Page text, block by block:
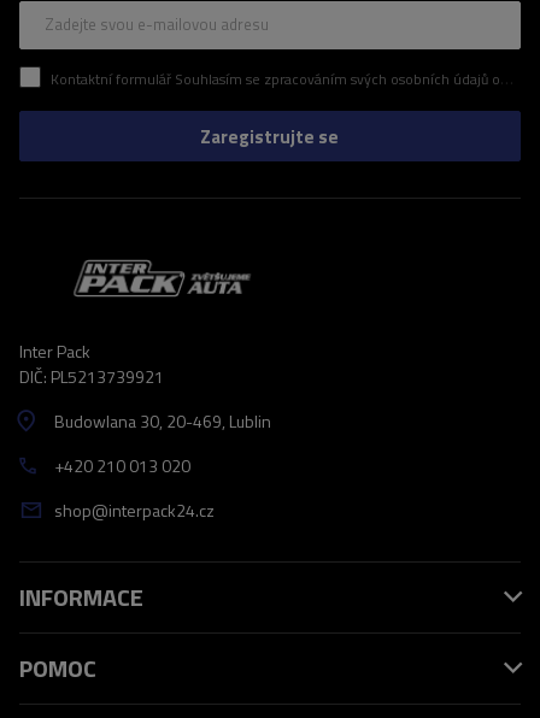
Zadejte svou e-mailovou adresu
Kontaktní formulář Souhlasím se zpracováním svých osobních údajů obsažených v kontaktním formuláři v souladu s nařízením Evropského parlamentu a Rady (EU)
Zaregistrujte se
Inter Pack
DIČ: PL5213739921
Budowlana 30, 20-469, Lublin
+420 210 013 020
shop@interpack24.cz
INFORMACE
POMOC